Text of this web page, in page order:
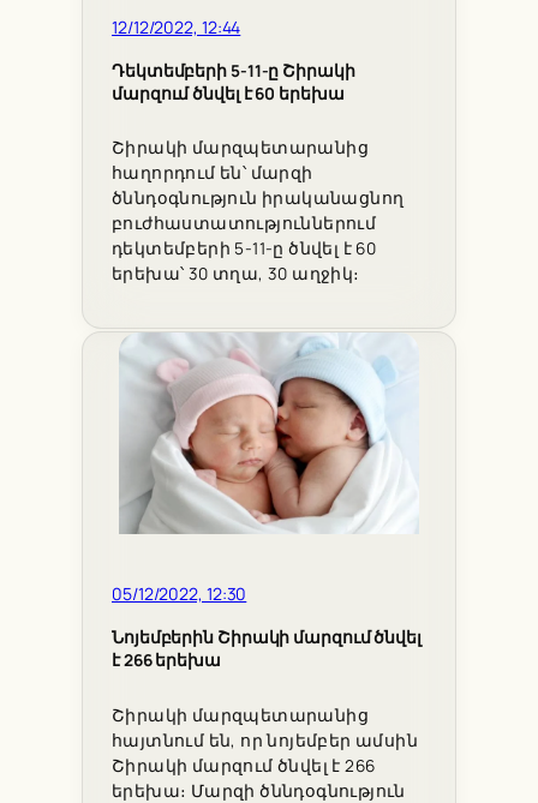
12/12/2022, 12:44
Դեկտեմբերի 5-11-ը Շիրակի
մարզում ծնվել է 60 երեխա
Շիրակի մարզպետարանից
հաղորդում են՝ մարզի
ծննդօգնություն իրականացնող
բուժհաստատություններում
դեկտեմբերի 5-11-ը ծնվել է 60
երեխա՝ 30 տղա, 30 աղջիկ։
05/12/2022, 12:30
Նոյեմբերին Շիրակի մարզում ծնվել
է 266 երեխա
Շիրակի մարզպետարանից
հայտնում են, որ նոյեմբեր ամսին
Շիրակի մարզում ծնվել է 266
երեխա։ Մարզի ծննդօգնություն